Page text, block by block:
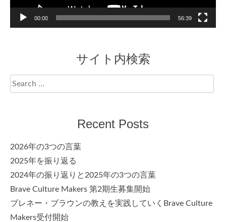
00:00 56:39
サイト内検索
Search
for:
Recent Posts
2026年の3つの言葉
2025年を振り返る
2024年の振り返りと2025年の3つの言葉
Brave Culture Makers 第2期生募集開始
ブレネー・ブラウンの教えを実践していくBrave Culture
Makers受付開始